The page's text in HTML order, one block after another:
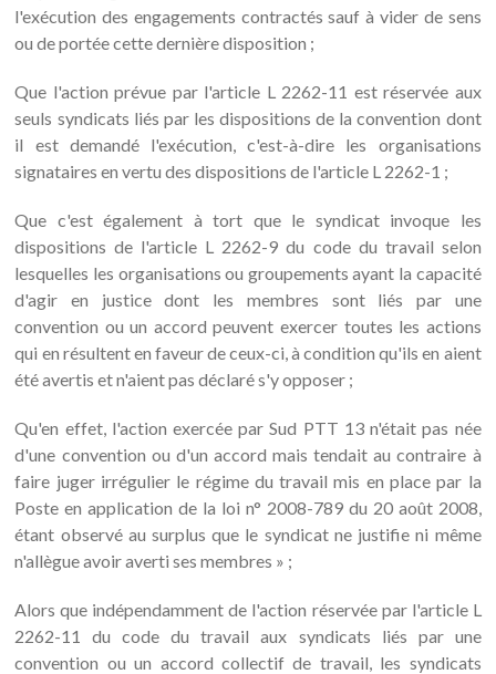
l'exécution des engagements contractés sauf à vider de sens
ou de portée cette dernière disposition ;
Que l'action prévue par l'article L 2262-11 est réservée aux
seuls syndicats liés par les dispositions de la convention dont
il est demandé l'exécution, c'est-à-dire les organisations
signataires en vertu des dispositions de l'article L 2262-1 ;
Que c'est également à tort que le syndicat invoque les
dispositions de l'article L 2262-9 du code du travail selon
lesquelles les organisations ou groupements ayant la capacité
d'agir en justice dont les membres sont liés par une
convention ou un accord peuvent exercer toutes les actions
qui en résultent en faveur de ceux-ci, à condition qu'ils en aient
été avertis et n'aient pas déclaré s'y opposer ;
Qu'en effet, l'action exercée par Sud PTT 13 n'était pas née
d'une convention ou d'un accord mais tendait au contraire à
faire juger irrégulier le régime du travail mis en place par la
Poste en application de la loi n° 2008-789 du 20 août 2008,
étant observé au surplus que le syndicat ne justifie ni même
n'allègue avoir averti ses membres » ;
Alors que indépendamment de l'action réservée par l'article L
2262-11 du code du travail aux syndicats liés par une
convention ou un accord collectif de travail, les syndicats